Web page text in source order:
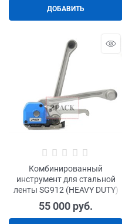
ДОБАВИТЬ
Комбинированный
инструмент для стальной
ленты SG912 (HEAVY DUTY)
55 000 руб.